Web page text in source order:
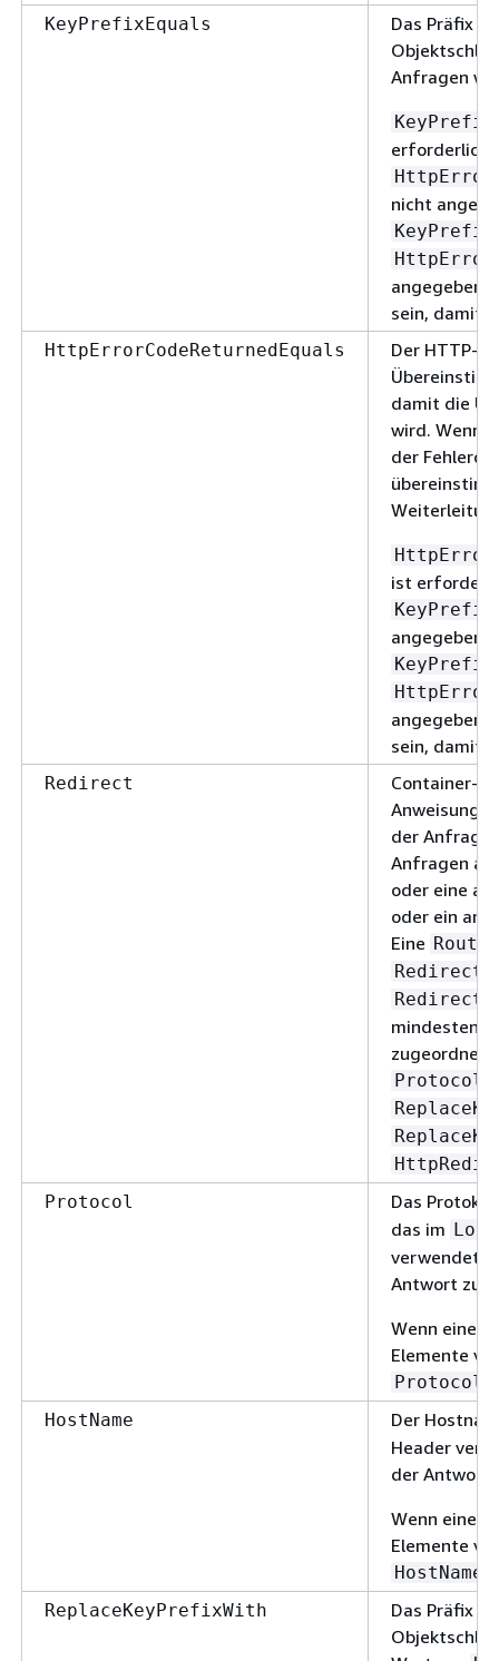
KeyPrefixEquals
Das Präfix
Anfragen
nicht
angegeben
sein, damit
HttpErrorCodeReturnedEquals
Der HTTP-
damit die
wird. Wenn
der
ist
angegeben
angegeben
sein, damit
Redirect
Container-
der Anfrage
Anfragen an
oder eine
oder ein
Eine
Redirect
Redirect
mindestens
Protocol
Protocol
Das
das im
verwendet
Antwort
Wenn eines
Elemente
Protocol
HostName
Der
Header
der Antwort
Wenn eines
Elemente
HostName
ReplaceKeyPrefixWith
Das Präfix